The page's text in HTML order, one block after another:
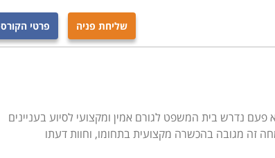
שליחת פניה פרטי הקורס
נדרש בית המשפט לגורם אמין ומקצועי לסיוע בעניינים
זה מגובה בהכשרה מקצועית בתחומו, וחוות דעתו